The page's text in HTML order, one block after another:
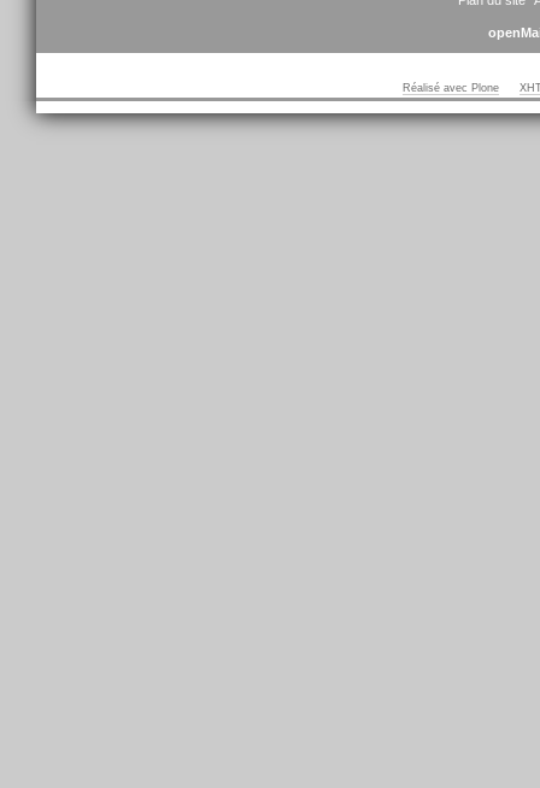
Réalisé avec Plone